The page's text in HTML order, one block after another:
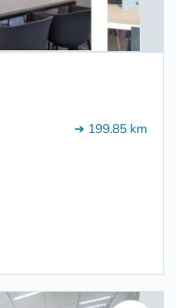
➔ 199.85 km